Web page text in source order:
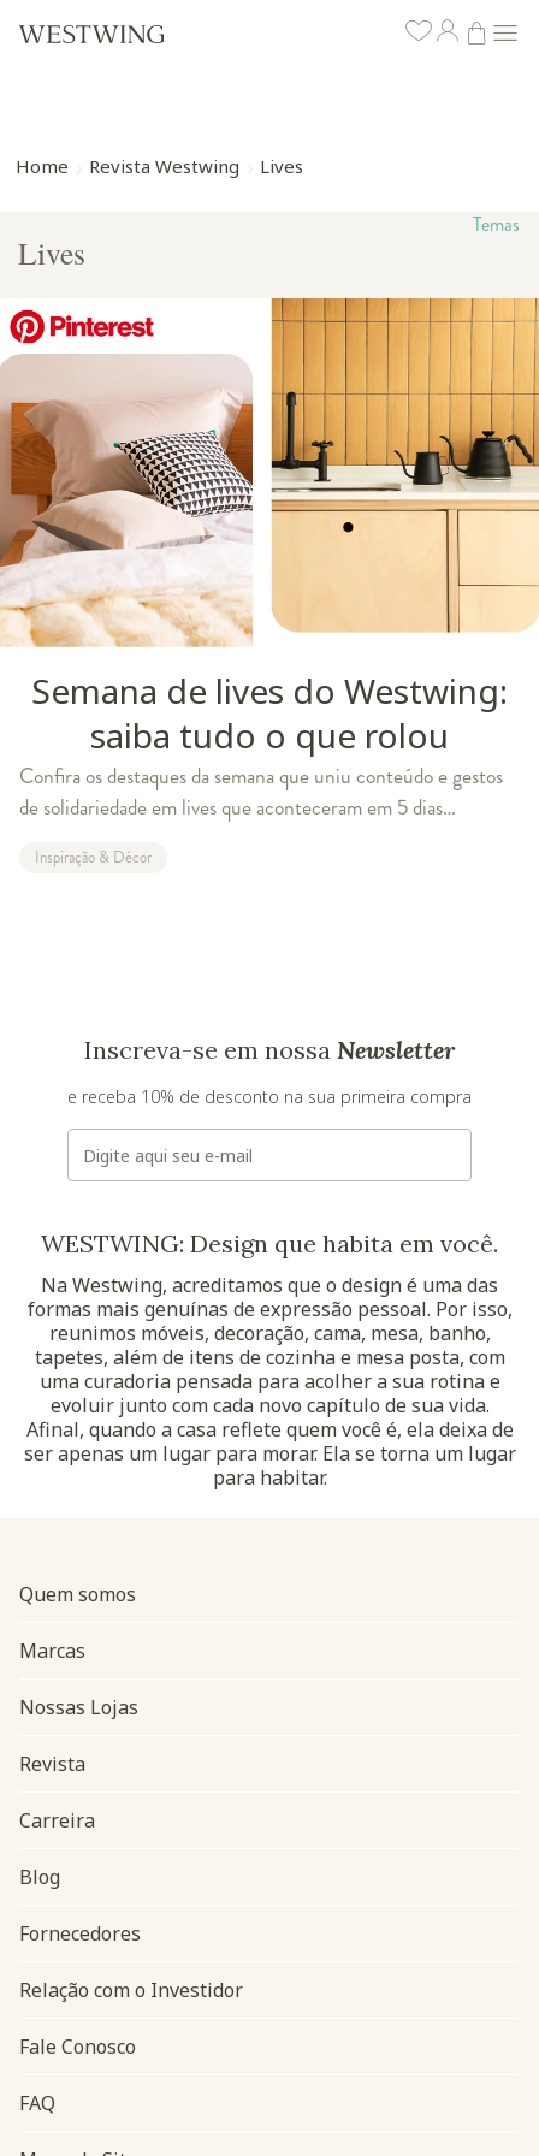
Home Revista Westwing Lives
Temas
Lives
Semana de lives do Westwing:
saiba tudo o que rolou
Confira os destaques da semana que uniu conteúdo e gestos
de solidariedade em lives que aconteceram em 5 dias
Instagram recebeu um time
Inspiração & Décor
Inscreva-se em nossa Newsletter
e receba 10% de desconto na sua primeira compra
E-mail
WESTWING: Design que habita em você.
Na Westwing, acreditamos que o design é uma das
formas mais genuínas de expressão pessoal. Por isso,
reunimos móveis, decoração, cama, mesa, banho,
tapetes, além de itens de cozinha e mesa posta, com
uma curadoria pensada para acolher a sua rotina e
evoluir junto com cada novo capítulo de sua vida.
Afinal, quando a casa reflete quem você é, ela deixa de
ser apenas um lugar para morar. Ela se torna um lugar
para habitar.
Navegação do rodapé
Quem somos
Marcas
Nossas Lojas
Revista
Carreira
Blog
Fornecedores
Relação com o Investidor
Fale Conosco
FAQ